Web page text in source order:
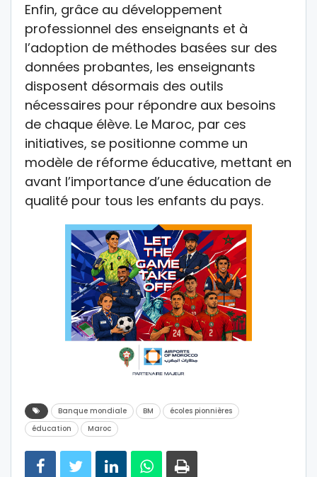
Enfin, grâce au développement
professionnel des enseignants et à
l’adoption de méthodes basées sur des
données probantes, les enseignants
disposent désormais des outils
nécessaires pour répondre aux besoins
de chaque élève. Le Maroc, par ces
initiatives, se positionne comme un
modèle de réforme éducative, mettant en
avant l’importance d’une éducation de
qualité pour tous les enfants du pays.
Banque mondiale BM
écoles pionnières
éducation
Maroc